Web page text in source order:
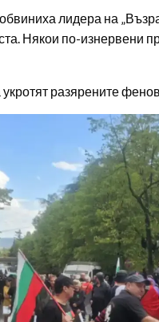
лидера на
Някои по-изнервени
разярените